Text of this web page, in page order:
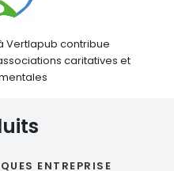
Vertlapub contribue
caritatives et
ENTREPRISE